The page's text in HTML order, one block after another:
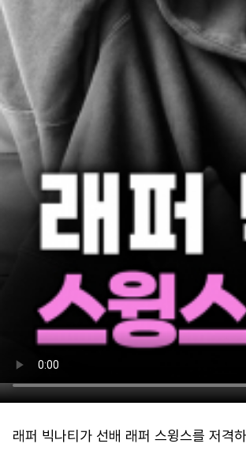
래퍼 빅나티가 선배 래퍼 스윙스를 저격